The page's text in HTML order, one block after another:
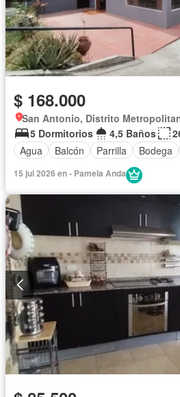
$ 168.000
San Antonio, Distrito
5 Dormitorios
4,5 Baños
Agua
Balcón Parrilla Bodega
15 jul 2026 en - Pamela Anda